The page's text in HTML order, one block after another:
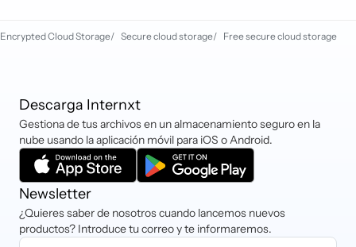
sostenible. Nuestros centros de
para minimizar las emisiones de
carbono, el consumo de recursos y
los desechos electrónicos.
Nuestros esfuerzos contribuyen a un
objetivo de neutralidad climática
para 2050.
Encrypted Cloud Storage/ Secure cloud storage/ Free secure cloud storage
Descarga Internxt
Gestiona de tus archivos en un almacenamiento seguro en la
nube usando la aplicación móvil para iOS o Android.
Newsletter
¿Quieres saber de nosotros cuando lancemos nuevos
productos? Introduce tu correo y te informaremos.